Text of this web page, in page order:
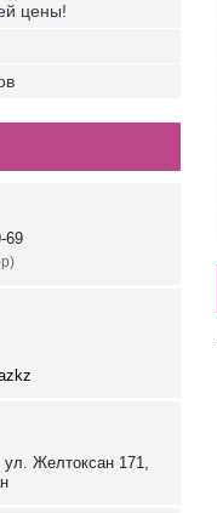
цены!
69
Желтоксан 171,